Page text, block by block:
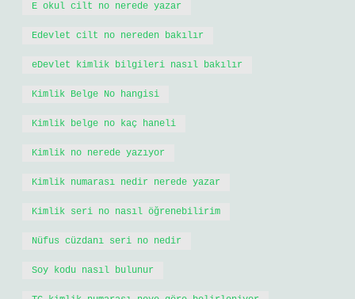
E okul cilt no nerede yazar
Edevlet cilt no nereden bakılır
eDevlet kimlik bilgileri nasıl bakılır
Kimlik Belge No hangisi
Kimlik belge no kaç haneli
Kimlik no nerede yazıyor
Kimlik numarası nedir nerede yazar
Kimlik seri no nasıl öğrenebilirim
Nüfus cüzdanı seri no nedir
Soy kodu nasıl bulunur